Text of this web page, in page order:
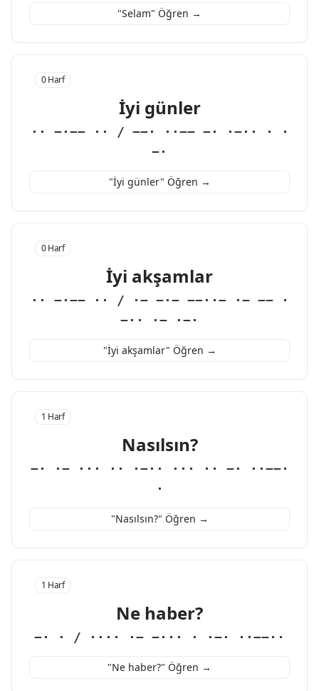
"Selam" Öğren →
0 Harf
İyi günler
·· −·−− ·· / −−· ··−− −· ·−·· · ·
−·
"İyi günler" Öğren →
0 Harf
İyi akşamlar
·· −·−− ·· / ·− −·− −−··− ·− −− ·
−·· ·− ·−·
"İyi akşamlar" Öğren →
1 Harf
Nasılsın?
−· ·− ··· ·· ·−·· ··· ·· −· ··−−·
·
"Nasılsın?" Öğren →
1 Harf
Ne haber?
−· · / ···· ·− −··· · ·−· ··−−··
"Ne haber?" Öğren →